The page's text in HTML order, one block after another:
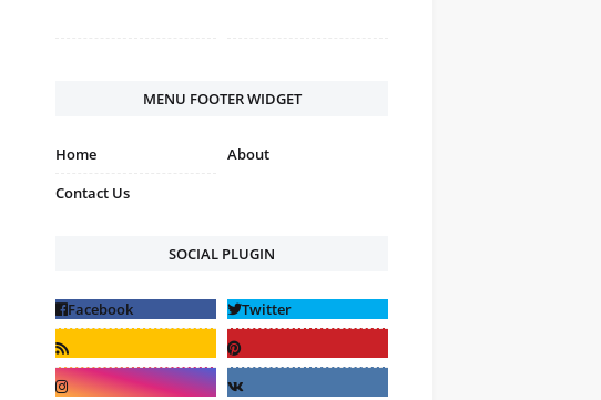
MENU FOOTER WIDGET
Home
About
Contact Us
SOCIAL PLUGIN